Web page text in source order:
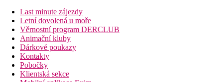
výše uvedené vybavení)
Dvoulůžkový pokoj, Tropical, přízemí:
terasa.
Dvoulůžkový pokoj, Deluxe:
modernější vybavení.
Dvoulůžkový pokoj, Deluxe, přízemí:
60m2, modernější vybavení, v přízemí.
2 ložnicový rodinný apartmán:
dvě koupelny.
Last minute zájezdy
Letní dovolená u moře
Věrnostní program DERCLUB
Animační kluby
Dárkové poukazy
Kontakty
Pobočky
Klientská sekce